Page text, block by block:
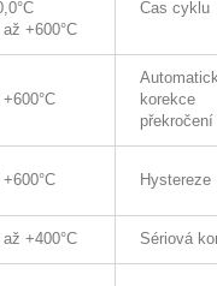
+600°C
Čas cyklu
korekce
překročení
Hystereze
+400°C Sériová